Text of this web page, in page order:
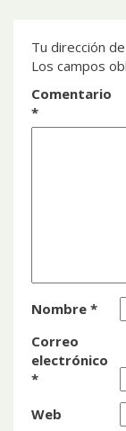
Tu dirección
Los campos
Comentario
*
Nombre *
Correo
electrónico
*
Web